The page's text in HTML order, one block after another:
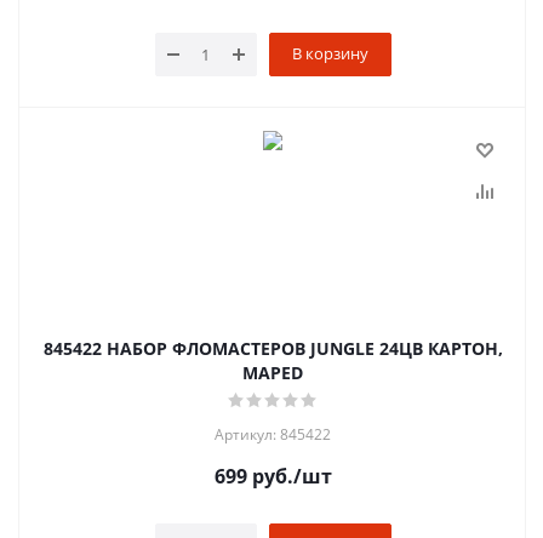
В корзину
845422 НАБОР ФЛОМАСТЕРОВ JUNGLE 24ЦВ КАРТОН,
MAPED
Артикул: 845422
699руб./шт